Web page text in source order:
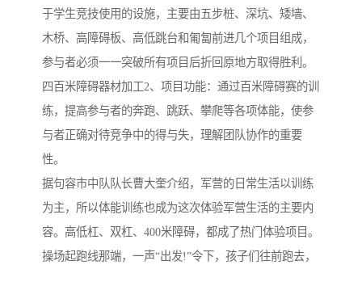
于学生竞技使用的设施，主要由五步桩、深坑、矮墙、
木桥、高障碍板、高低跳台和匍匐前进几个项目组成，
参与者必须一一突破所有项目后折回原地方取得胜利。
四百米障碍器材加工2、项目功能：通过百米障碍赛的训
练，提高参与者的奔跑、跳跃、攀爬等各项体能，使参
与者正确对待竞争中的得与失，理解团队协作的重要
性。
据句容市中队队长曹大奎介绍，军营的日常生活以训练
为主，所以体能训练也成为这次体验军营生活的主要内
容。高低杠、双杠、400米障碍，都成了热门体验项目。
操场起跑线那端，一声“出发!”令下，孩子们往前跑去，